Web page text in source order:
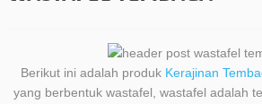
Berikut ini adalah produk Kerajinan
yang berbentuk wastafel, wastafel adalah